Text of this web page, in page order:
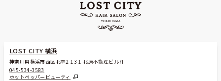
LOST CITY 横浜
神奈川県横浜市西区北幸2-13-1 北原不動産ビル7F
045-534-3583
ホットペッパービューティ